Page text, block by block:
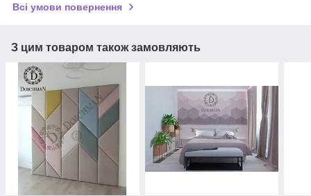
Всі умови повернення
З цим товаром також замовляють